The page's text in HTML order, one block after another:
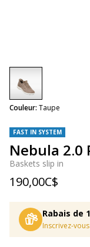
FAST IN SYSTEM
Nebula 2.0
Baskets slip in
190,00C$
Rabais de
Inscrivez-
Couleur: Taupe
selected